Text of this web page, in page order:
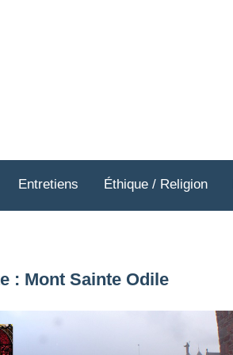
Entretiens Éthique / Religion
: Mont Sainte Odile